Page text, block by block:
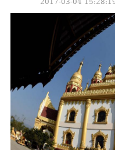
2017-03-04